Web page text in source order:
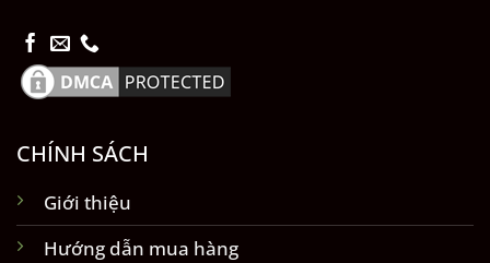
CHÍNH SÁCH
Giới thiệu
Hướng dẫn mua hàng